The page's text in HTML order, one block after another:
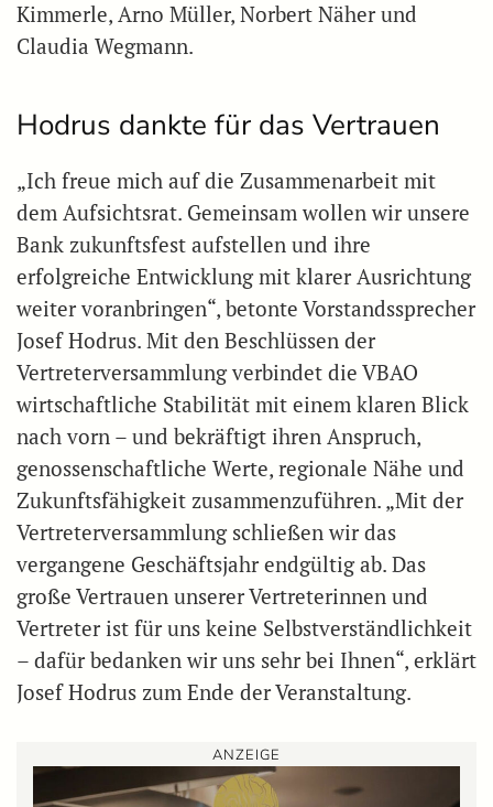
Kimmerle, Arno Müller, Norbert Näher und
Claudia Wegmann.
Hodrus dankte für das Vertrauen
„Ich freue mich auf die Zusammenarbeit mit
dem Aufsichtsrat. Gemeinsam wollen wir unsere
Bank zukunftsfest aufstellen und ihre
erfolgreiche Entwicklung mit klarer Ausrichtung
weiter voranbringen“, betonte Vorstandssprecher
Josef Hodrus. Mit den Beschlüssen der
Vertreterversammlung verbindet die VBAO
wirtschaftliche Stabilität mit einem klaren Blick
nach vorn – und bekräftigt ihren Anspruch,
genossenschaftliche Werte, regionale Nähe und
Zukunftsfähigkeit zusammenzuführen. „Mit der
Vertreterversammlung schließen wir das
vergangene Geschäftsjahr endgültig ab. Das
große Vertrauen unserer Vertreterinnen und
Vertreter ist für uns keine Selbstverständlichkeit
– dafür bedanken wir uns sehr bei Ihnen“, erklärt
Josef Hodrus zum Ende der Veranstaltung.
ANZEIGE